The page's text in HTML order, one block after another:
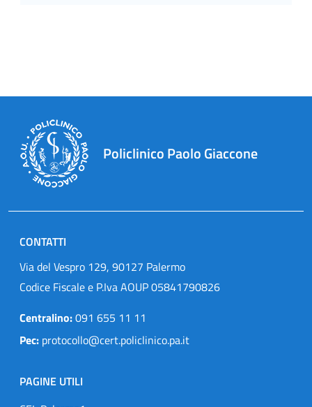
Policlinico Paolo Giaccone
CONTATTI
Via del Vespro 129, 90127 Palermo
Codice Fiscale e P.Iva AOUP 05841790826
Centralino:091 655 11 11
Pec: protocollo@cert.policlinico.pa.it
PAGINE UTILI